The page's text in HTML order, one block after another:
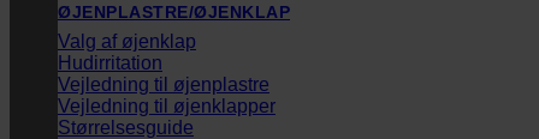
ØJENPLASTRE/ØJENKLAP
Valg af øjenklap
Hudirritation
Vejledning til øjenplastre
Vejledning til øjenklapper
Størrelsesguide